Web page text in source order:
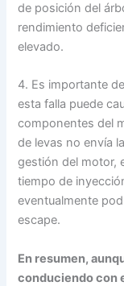
de posición del
rendimiento
elevado.
4. Es importante
esta falla puede
componentes del
de levas no envía
gestión del motor,
tiempo de
eventualmente
escape.
En resumen,
conduciendo con